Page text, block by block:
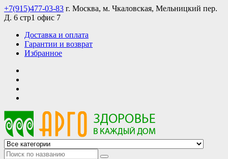
Skip
to
+7(915)477-03-83 г. Москва, м. Чкаловская, Мельницкий пер.
Д. 6 стр1 офис 7
Доставка и оплата
Гарантии и возврат
Избранное
АРГО интернет магазин, доставка в Москве и по всей России
АРГО каталог каталог продукции, официальные цены